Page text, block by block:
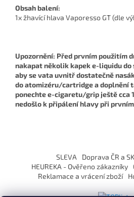
Obsah balení:
1x žhavící hlava Vaporesso GT (dle
Upozornění: Před prvním použitím
nakapat několik kapek e-liquidu
aby se vata uvnitř dostatečně
do atomizéru/cartridge a doplnění
ponechte e-cigaretu/grip ještě cca
nedošlo k připálení hlavy při
SLEVA Doprava ČR a SK
HEUREKA - Ověřeno zákazníky
Reklamace a vrácení zboží